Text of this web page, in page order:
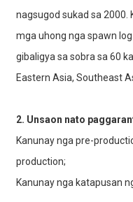
nagsugod sukad sa 2000.
mga uhong nga spawn
gibaligya sa sobra sa 60
Eastern Asia, Southeast
2. Unsaon nato
Kanunay nga pre-
production;
Kanunay nga katapusan